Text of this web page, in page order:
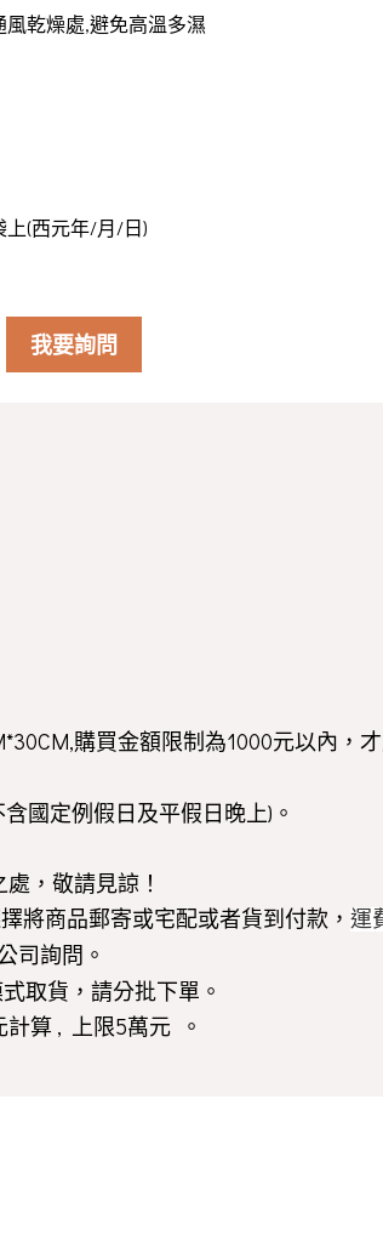
乾燥處,避免高溫多濕
上(西元年/月/日)
我要詢問
購買金額限制為1000元以內，
國定例假日及平假日晚上)。
，敬請見諒！
將商品郵寄或宅配或者貨到付款， 運
司詢問。
取貨，請分批下單。
算 , 上限5萬元 。